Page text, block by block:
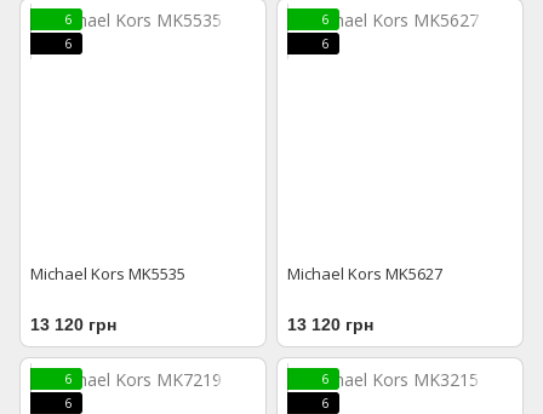
6
6
Michael Kors MK5535
13 120 грн
6
6
Michael Kors MK5627
13 120 грн
6
6
6
6